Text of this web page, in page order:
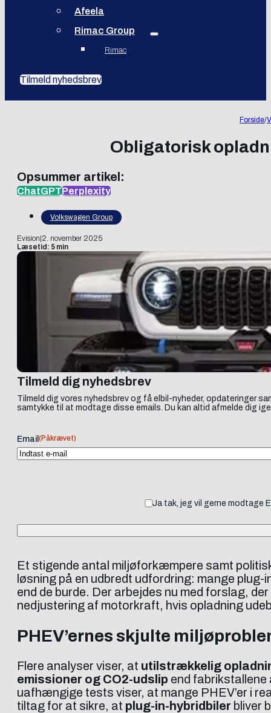
Afeela
Rimac Group
Rimac
Tilmeld nyhedsbrev
Forside/
Obligatorisk
Opsummer artikel:
ChatGPTPerplexity
Volkswagen Group
Evision 2. november 2025
Læsetid: 5 min
Tilmeld dig nyhedsbrev
Tilmeld dig vores nyhedsbrev og få elbil-nyheder, opdateringer
samtykke til at modtage disse emails. Du kan altid afmelde dig
Email (Påkrævet)
Ja tak, jeg vil gerne modtage
Et stigende antal miljøforkæmpere samt
løsning på en udbredt udfordring: mange
end de burde. Der arbejdes nu med forslag,
nedjustering af motorkraft, hvis opladning
PHEV’ernes skjulte
Flere analyser viser, at utilstrækkelig
emissioner og CO2-udslip end fabrikstallene
uafhængige tests viser, at mange PHEV’er i
tiltag for at sikre, at plug-in-hybridbiler bliver